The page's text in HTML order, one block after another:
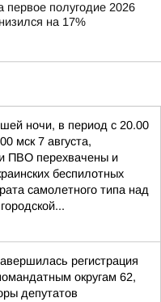
первое полугодие 2026
на 17%
ночи, в период с 20.00
мск 7 августа,
ПВО перехвачены и
беспилотных
самолетного типа над
регистрация
округам 62,
депутатов